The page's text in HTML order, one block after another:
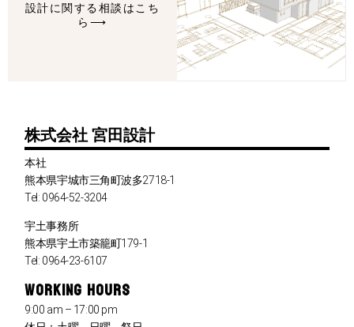
設計に関する相談はこち
ら⟶
株式会社 宮田設計
本社
熊本県宇城市三角町波多2718-1
Tel: 0964-52-3204
宇土事務所
熊本県宇土市築籠町179-1
Tel: 0964-23-6107
WORKING HOURS
9:00 am – 17:00 pm